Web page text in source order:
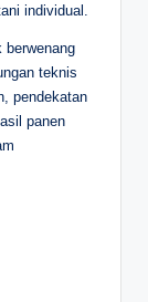
individual.
berwenang
teknis
pendekatan
panen